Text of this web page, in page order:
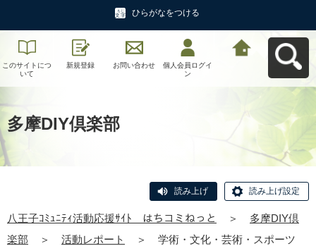
ひらがなをつける
このサイトにつ
いて
新規登録 お問い合わせ
個人会員ログイ
ン
多摩DIY倶楽部
読み上げ 読み上げ設定
八王子ｺﾐｭﾆﾃｨ活動応援ｻｲﾄ はちコミねっと ＞
多摩DIY倶
楽部
＞ 活動レポート ＞ 学術・文化・芸術・スポーツ